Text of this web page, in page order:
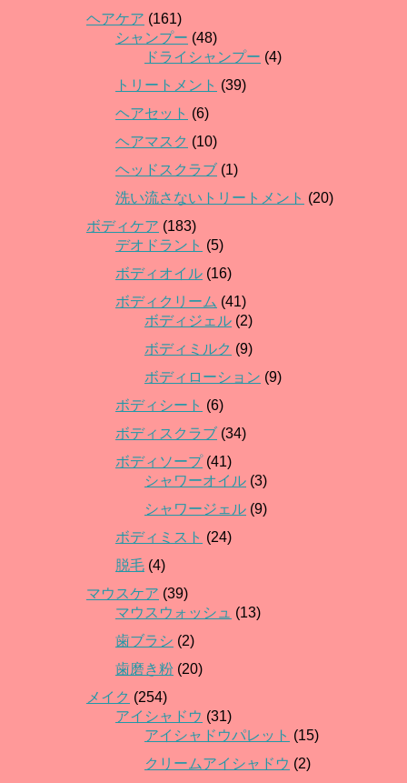
ヘアケア (161)
シャンプー (48)
ドライシャンプー (4)
トリートメント (39)
ヘアセット (6)
ヘアマスク (10)
ヘッドスクラブ (1)
洗い流さないトリートメント (20)
ボディケア (183)
デオドラント (5)
ボディオイル (16)
ボディクリーム (41)
ボディジェル (2)
ボディミルク (9)
ボディローション (9)
ボディシート (6)
ボディスクラブ (34)
ボディソープ(41)
シャワーオイル (3)
シャワージェル (9)
ボディミスト (24)
脱毛 (4)
マウスケア (39)
マウスウォッシュ (13)
歯ブラシ (2)
歯磨き粉 (20)
メイク (254)
アイシャドウ (31)
アイシャドウパレット (15)
クリームアイシャドウ (2)